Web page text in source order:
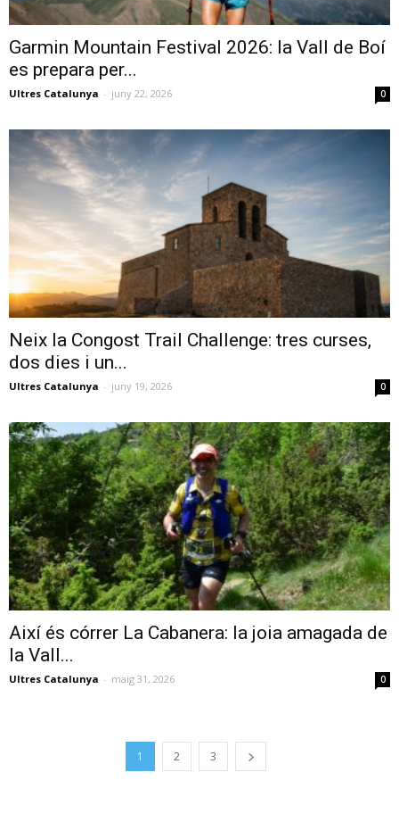
Garmin Mountain Festival 2026: la Vall de Boí
es prepara per...
Ultres Catalunya - juny 22, 2026 0
Neix la Congost Trail Challenge: tres curses,
dos dies i un...
Ultres Catalunya - juny 19, 2026 0
Així és córrer La Cabanera: la joia amagada de
la Vall...
Ultres Catalunya - maig 31, 2026 0
1 2 3